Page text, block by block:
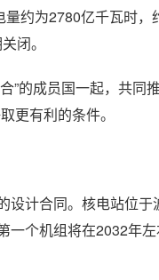
约为2780亿千瓦时
闭。
”的成员国一起，共同
更有利的条件。
计合同。核电站位
个机组将在2032年